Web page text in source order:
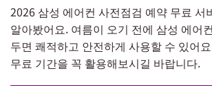
2026 삼성 에어컨 사전점검 예약 무료 서
알아봤어요. 여름이 오기 전에 삼성 에어
두면 쾌적하고 안전하게 사용할 수 있어
무료 기간을 꼭 활용해보시길 바랍니다.